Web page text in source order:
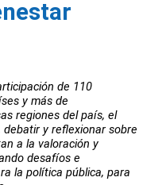
de 110
y más de
regiones del país, el
y reflexionar sobre
a la valoración y
desafíos e
la política pública, para